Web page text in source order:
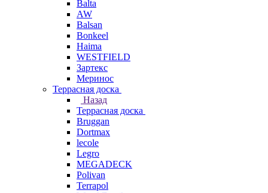
Balta
AW
Balsan
Bonkeel
Haima
WESTFIELD
Зартекс
Меринос
Террасная доска
Назад
Террасная доска
Bruggan
Dortmax
lecole
Legro
MEGADECK
Polivan
Terrapol